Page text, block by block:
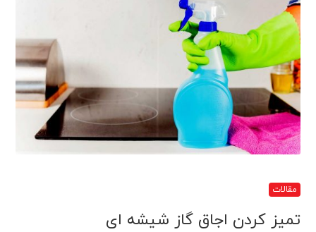
مقالات
تمیز کردن اجاق گاز شیشه ای